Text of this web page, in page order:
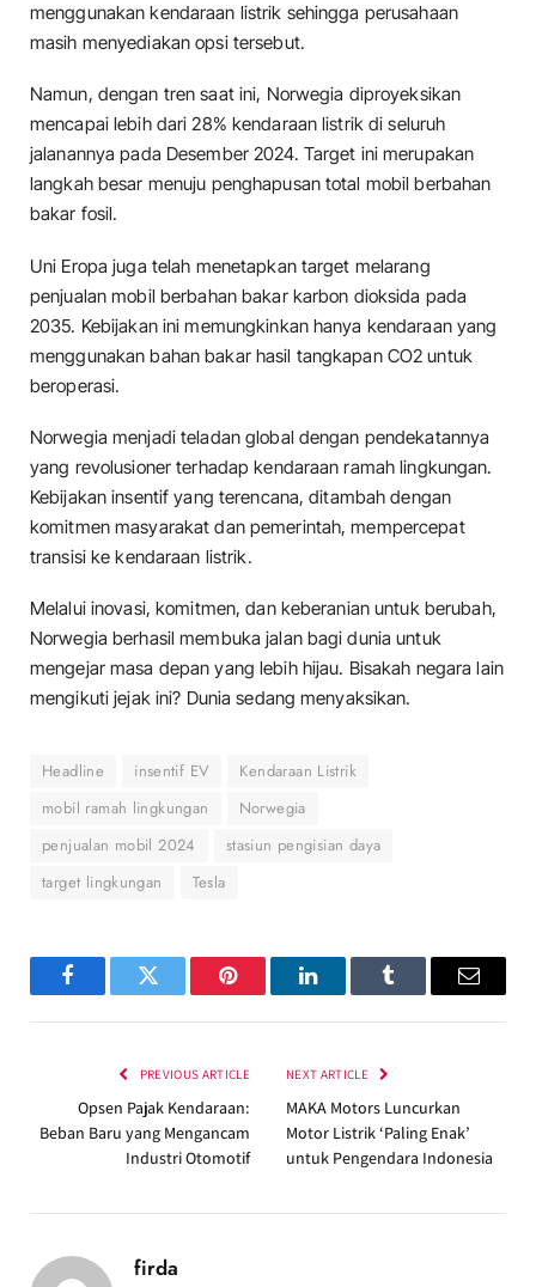
menggunakan kendaraan listrik sehingga perusahaan
masih menyediakan opsi tersebut.
Namun, dengan tren saat ini, Norwegia diproyeksikan
mencapai lebih dari 28% kendaraan listrik di seluruh
jalanannya pada Desember 2024. Target ini merupakan
langkah besar menuju penghapusan total mobil berbahan
bakar fosil.
Uni Eropa juga telah menetapkan target melarang
penjualan mobil berbahan bakar karbon dioksida pada
2035. Kebijakan ini memungkinkan hanya kendaraan yang
menggunakan bahan bakar hasil tangkapan CO2 untuk
beroperasi.
Norwegia menjadi teladan global dengan pendekatannya
yang revolusioner terhadap kendaraan ramah lingkungan.
Kebijakan insentif yang terencana, ditambah dengan
komitmen masyarakat dan pemerintah, mempercepat
transisi ke kendaraan listrik.
Melalui inovasi, komitmen, dan keberanian untuk berubah,
Norwegia berhasil membuka jalan bagi dunia untuk
mengejar masa depan yang lebih hijau. Bisakah negara lain
mengikuti jejak ini? Dunia sedang menyaksikan.
Headline insentif EV
Kendaraan Listrik
mobil ramah lingkungan
Norwegia
penjualan mobil 2024
stasiun pengisian daya
target lingkungan
Tesla
FacebookTwitter Pinterest LinkedInTumblr Email
PREVIOUS ARTICLE
Opsen Pajak Kendaraan:
Beban Baru yang Mengancam
Industri Otomotif
NEXT ARTICLE
MAKA Motors Luncurkan
Motor Listrik ‘Paling Enak’
untuk Pengendara Indonesia
firda